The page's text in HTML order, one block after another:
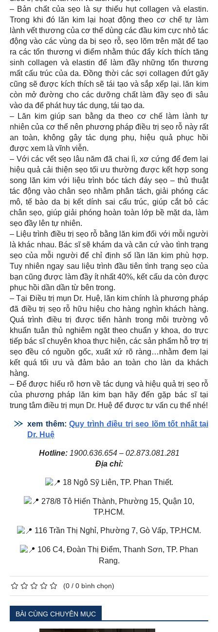
– Bản chất của sẹo là sự thiếu hụt collagen và elastin.
Trong khi đó lăn kim lại hoạt động theo cơ chế tự làm
lành vết thương của cơ thể dùng các đầu kim cực nhỏ tác
động vào các vùng da bị sẹo rỗ, sẹo lõm trên mặt để tạo
ra các tổn thương vi điểm nhằm thúc đẩy kích thích tăng
sinh collagen và elastin để làm đầy những tổn thương
mất cấu trúc của da. Đồng thời các sợi collagen đứt gãy
cũng sẽ được kích thích sẽ tái tạo và sắp xếp lại. lăn kim
còn mở đường cho các dưỡng chất làm đầy sẹo đi sâu
vào da để phát huy tác dụng, tái tạo da.
– Lăn kim giúp san bằng da theo cơ chế làm lành tự
nhiên của cơ thể nên phương pháp điều trị sẹo rỗ này rất
an toàn, không gây tác dụng phụ, hiệu quả phục hồi
được xem là vĩnh viễn.
– Với các vết sẹo lâu năm đã chai lì, xơ cứng để đem lại
hiệu quả cải thiện sẹo tối ưu thường được kết hợp song
song lăn kim với liệu trình bóc tách đáy sẹo – thủ thuật
tác động vào chân sẹo nhằm phân tách, giải phóng các
mô, tế bào da bị kết dính sai cấu trúc, giúp cắt bỏ các
chân sẹo, giúp giải phóng hoàn toàn lớp bề mặt da, làm
sẹo đầy lên tự nhiên.
– Liệu trình điều trị sẹo rỗ bằng lăn kim đối với mỗi người
là khác nhau. Bác sĩ sẽ khám da và căn cứ vào tình trạng
sẹo của mỗi người để chỉ định số lần lăn kim phù hợp.
Tuy nhiên ngay sau liệu trình đầu tiên tình trạng sẹo của
bạn cũng được làm đầy ít nhất 40%, kết cấu da còn được
phục hồi dần dần từ bên trong.
– Tại Điều trị mụn Dr. Huệ, lăn kim chính là phương pháp
đã điều trị sẹo rỗ hữu hiệu cho hàng nghìn khách hàng.
Quá trình điều trị được tiến hành trong môi trường vô
khuẩn tuân thủ nghiêm ngặt theo chuẩn y khoa, do trực
tiếp bác sĩ chuyên khoa thực hiện, các sản phẩm hỗ trợ trị
sẹo đều có nguồn gốc, xuất xứ rõ ràng…nhằm đem lại
kết quá tối ưu và đảm bảo an toàn cho làn da khách
hàng.
– Để được hiểu rõ hơn về tác dụng và hiệu quả trị sẹo rỗ
của phương pháp lăn kim bạn hãy đến gặp bác sĩ tại
trung tâm điều trị mụn Dr. Huệ để được tư vấn cụ thể nhé!
xem thêm: Quy trình điều trị sẹo lõm tốt nhất tại
Dr. Huệ
Hotline: 1900.636.654 – 02.873.081.281
Địa chỉ:
18 Ngô Sỹ Liên, TP. Phan Thiết.
278/8 Tô Hiến Thành, Phường 15, Quận 10,
TP.HCM.
116 Trần Thị Nghỉ, Phường 7, Gò Vấp, TP.HCM.
106 C4, Đoàn Thị Điểm, Thanh Sơn, TP. Phan
Rang.
(0 / 0 bình chọn)
BÀI CÙNG CHUYÊN MỤC